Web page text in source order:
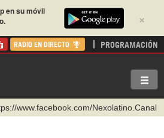
×
en su móvil
RADIO EN DIRECTO PROGRAMACIÓN
www.facebook.com/Nexolatino.Canal